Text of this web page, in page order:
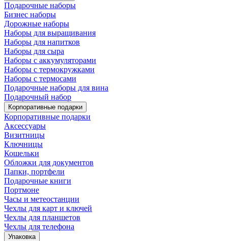
Подарочные наборы
Бизнес наборы
Дорожные наборы
Наборы для выращивания
Наборы для напитков
Наборы для сыра
Наборы с аккумуляторами
Наборы с термокружками
Наборы с термосами
Подарочные наборы для вина
Подарочный набор
Корпоративные подарки
Корпоративные подарки
Аксессуары
Визитницы
Ключницы
Кошельки
Обложки для документов
Папки, портфели
Подарочные книги
Портмоне
Часы и метеостанции
Чехлы для карт и ключей
Чехлы для планшетов
Чехлы для телефона
Упаковка